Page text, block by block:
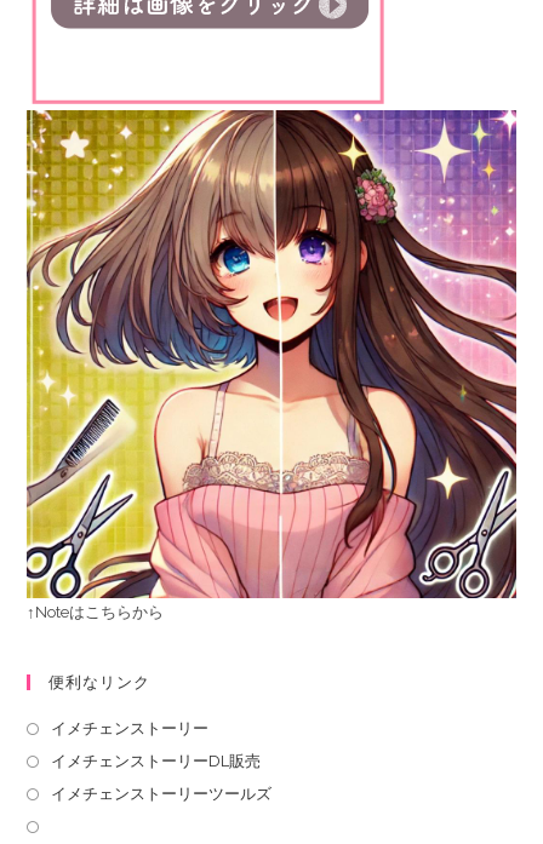
↑Noteはこちらから
便利なリンク
イメチェンストーリー
イメチェンストーリーDL販売
イメチェンストーリーツールズ